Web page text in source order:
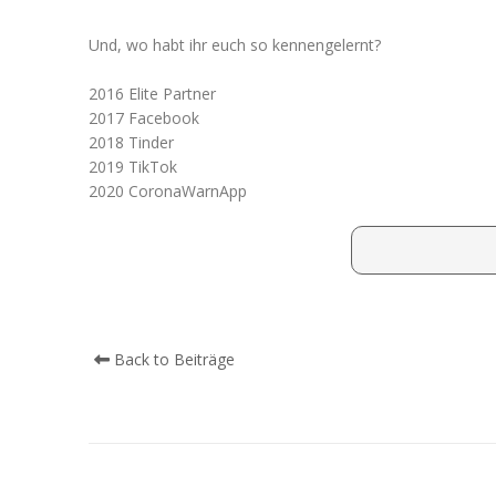
Und, wo habt ihr euch so kennengelernt?
2016 Elite Partner
2017 Facebook
2018 Tinder
2019 TikTok
2020 CoronaWarnApp
Back to Beiträge